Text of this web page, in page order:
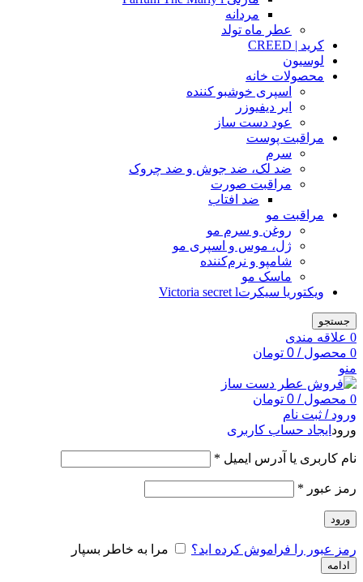
مردانه
عطر ماه تولد
کرید | CREED
لوسیون
محصولات خانه
اسپری خوشبو کننده
ایر دیفیوزر
عود دست ساز
مراقبت پوست
سرم
ضد لک، ضد جوش و ضد چروک
مراقبت صورت
ضد افتاب
مراقبت مو
روغن و سرم مو
ژل، موس و اسپری مو
شامپو و نرم‌کننده
ماسک مو
ویکتوریا سیکرتVictoria secret l
جستجو
0 علاقه مندی
0 محصول /
0 تومان
منو
0 محصول /
0 تومان
ورود / ثبت نام
ورود ایجاد حساب کاربری
نام کاربری یا آدرس ایمیل *
رمز عبور *
ورود
رمز عبور را فراموش کرده اید؟ مرا به خاطر بسپار
ادامه